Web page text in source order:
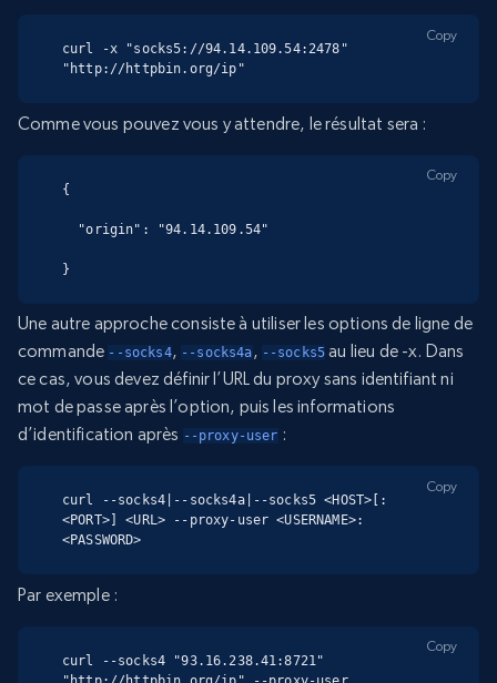
curl -x "socks5://94.14.109.54:2478"
"http://httpbin.org/ip"
Copy
Comme vous pouvez vous y attendre, le résultat sera :
{
}
Copy
Une autre approche consiste à utiliser les options de ligne de
commande --socks4, --socks4a, --socks5 au lieu de -x. Dans
ce cas, vous devez définir l’URL du proxy sans identifiant ni
mot de passe après l’option, puis les informations
d’identification après --proxy-user :
curl --socks4|--socks4a|--socks5 <HOST>[:
<PORT>] <URL> --proxy-user <USERNAME>:
<PASSWORD>
Copy
Par exemple :
curl --socks4 "93.16.238.41:8721"
Copy